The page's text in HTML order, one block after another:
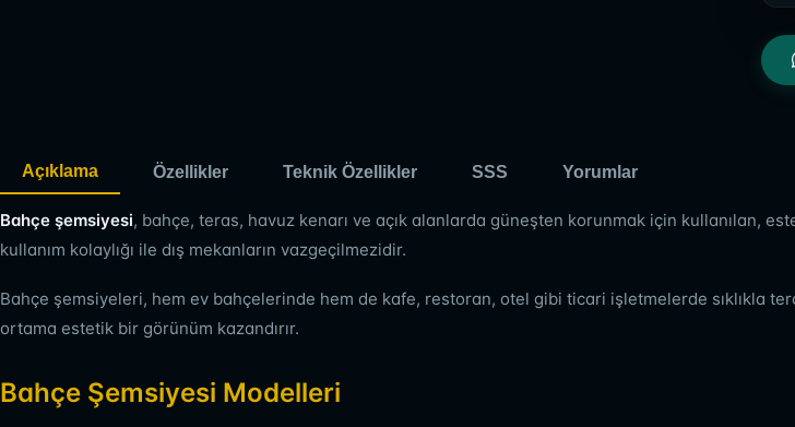
Açıklama Özellikler Teknik Özellikler SSS Yorumlar
Bahçe şemsiyesi, bahçe, teras, havuz kenarı ve açık alanlarda güneşten korunmak için kullanılan,
kullanım kolaylığı ile dış mekanların vazgeçilmezidir.
Bahçe şemsiyeleri, hem ev bahçelerinde hem de kafe, restoran, otel gibi ticari işletmelerde sıklıkla
ortama estetik bir görünüm kazandırır.
Bahçe Şemsiyesi Modelleri